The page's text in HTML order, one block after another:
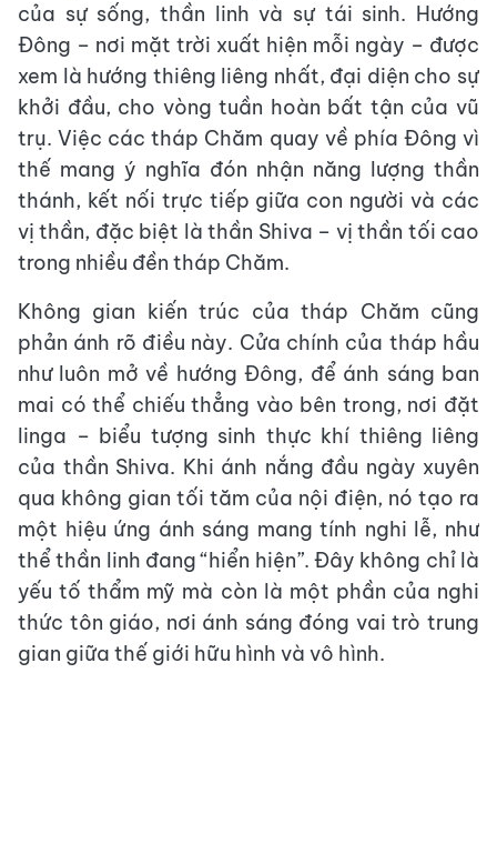
của sự sống, thần linh và sự tái sinh. Hướng
Đông – nơi mặt trời xuất hiện mỗi ngày – được
xem là hướng thiêng liêng nhất, đại diện cho sự
khởi đầu, cho vòng tuần hoàn bất tận của vũ
trụ. Việc các tháp Chăm quay về phía Đông vì
thế mang ý nghĩa đón nhận năng lượng thần
thánh, kết nối trực tiếp giữa con người và các
vị thần, đặc biệt là thần Shiva – vị thần tối cao
trong nhiều đền tháp Chăm.
Không gian kiến trúc của tháp Chăm cũng
phản ánh rõ điều này. Cửa chính của tháp hầu
như luôn mở về hướng Đông, để ánh sáng ban
mai có thể chiếu thẳng vào bên trong, nơi đặt
linga – biểu tượng sinh thực khí thiêng liêng
của thần Shiva. Khi ánh nắng đầu ngày xuyên
qua không gian tối tăm của nội điện, nó tạo ra
một hiệu ứng ánh sáng mang tính nghi lễ, như
thể thần linh đang “hiển hiện”. Đây không chỉ là
yếu tố thẩm mỹ mà còn là một phần của nghi
thức tôn giáo, nơi ánh sáng đóng vai trò trung
gian giữa thế giới hữu hình và vô hình.